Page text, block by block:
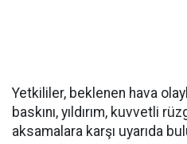
Yetkililer, beklenen hava
baskını, yıldırım, kuvvetli
aksamalara karşı uyarıda